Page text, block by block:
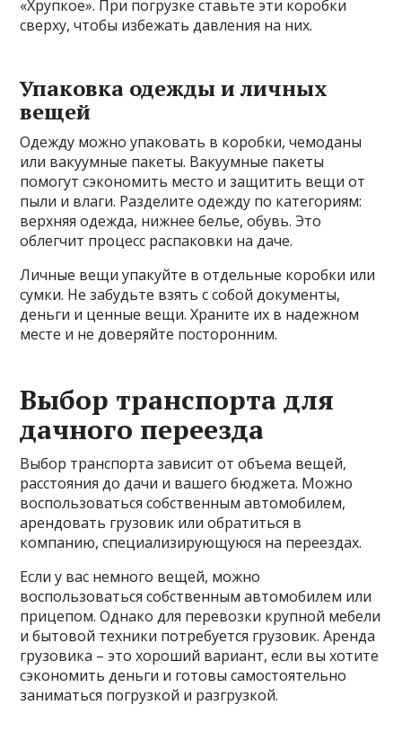
«Хрупкое». При погрузке ставьте эти коробки
сверху, чтобы избежать давления на них.
Упаковка одежды и личных
вещей
Одежду можно упаковать в коробки, чемоданы
или вакуумные пакеты. Вакуумные пакеты
помогут сэкономить место и защитить вещи от
пыли и влаги. Разделите одежду по категориям:
верхняя одежда, нижнее белье, обувь. Это
облегчит процесс распаковки на даче.
Личные вещи упакуйте в отдельные коробки или
сумки. Не забудьте взять с собой документы,
деньги и ценные вещи. Храните их в надежном
месте и не доверяйте посторонним.
Выбор транспорта для
дачного переезда
Выбор транспорта зависит от объема вещей,
расстояния до дачи и вашего бюджета. Можно
воспользоваться собственным автомобилем,
арендовать грузовик или обратиться в
компанию, специализирующуюся на переездах.
Если у вас немного вещей, можно
воспользоваться собственным автомобилем или
прицепом. Однако для перевозки крупной мебели
и бытовой техники потребуется грузовик. Аренда
грузовика – это хороший вариант, если вы хотите
сэкономить деньги и готовы самостоятельно
заниматься погрузкой и разгрузкой.